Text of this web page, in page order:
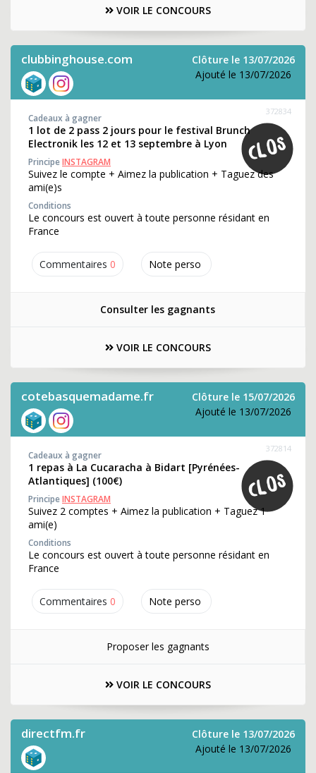
VOIR LE CONCOURS
clubbinghouse.com
Clôture le 13/07/2026
Ajouté le 13/07/2026
Commentaires 0 Note perso
372834
Cadeaux à gagner
1 lot de 2 pass 2 jours pour le festival Brunch
Electronik les 12 et 13 septembre à Lyon
PrincipeINSTAGRAM
Suivez le compte + Aimez la publication + Taguez des
ami(e)s
Conditions
Le concours est ouvert à toute personne résidant en
France
Consulter les gagnants
VOIR LE CONCOURS
cotebasquemadame.fr
Clôture le 15/07/2026
Ajouté le 13/07/2026
Commentaires 0 Note perso
372814
Cadeaux à gagner
1 repas à La Cucaracha à Bidart [Pyrénées-
Atlantiques] (100€)
PrincipeINSTAGRAM
Suivez 2 comptes + Aimez la publication + Taguez 1
ami(e)
Conditions
Le concours est ouvert à toute personne résidant en
France
Proposer les gagnants
VOIR LE CONCOURS
directfm.fr
Clôture le 13/07/2026
Ajouté le 13/07/2026